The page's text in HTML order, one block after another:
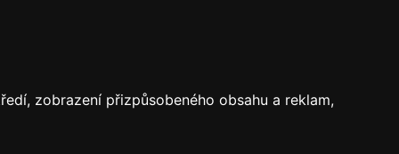
zobrazení přizpůsobeného obsahu a reklam,